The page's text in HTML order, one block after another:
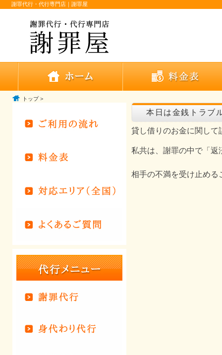
謝罪代行・代行専門店｜謝罪屋
トップ>
本日は金銭トラブ
貸し借りのお金に関して
私共は、謝罪の中で「返
相手の不満を受け止める